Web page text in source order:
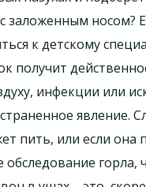
заложенным носом?
к детскому
получит
инфекции или
явление.
пить, или если
горла,